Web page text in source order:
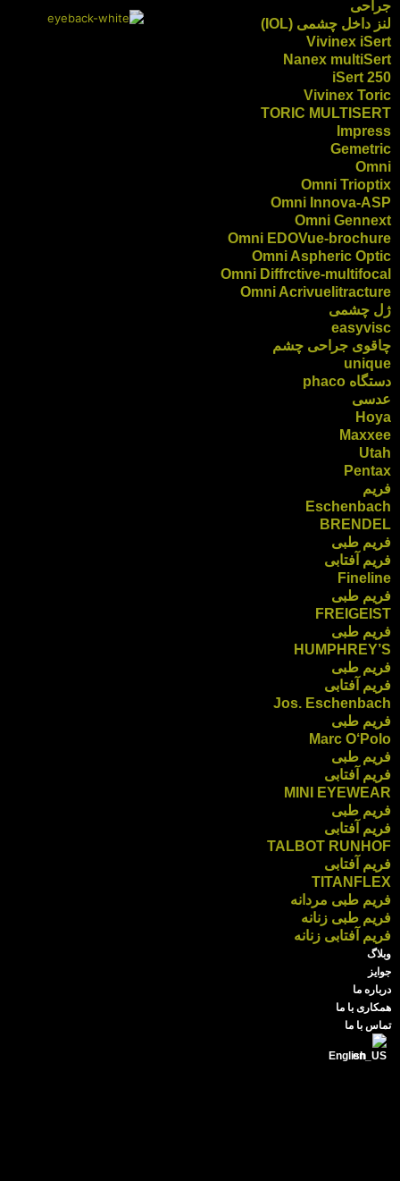
جراحی
لنز داخل چشمی (IOL)
Vivinex iSert
Nanex multiSert
iSert 250
Vivinex Toric
TORIC MULTISERT
Impress
Gemetric
Omni
Omni Trioptix
Omni Innova-ASP
Omni Gennext
Omni EDOVue-brochure
Omni Aspheric Optic
Omni Diffrctive-multifocal
Omni Acrivuelitracture
ژل چشمی
easyvisc
چاقوی جراحی چشم
unique
دستگاه phaco
عدسی
Hoya
Maxxee
Utah
Pentax
فریم
Eschenbach
BRENDEL
فریم طبی
فریم آفتابی
Fineline
فریم طبی
FREIGEIST
فریم طبی
HUMPHREY’S
فریم طبی
فریم آفتابی
Jos. Eschenbach
فریم طبی
Marc O‘Polo
فریم طبی
فریم آفتابی
MINI EYEWEAR
فریم طبی
فریم آفتابی
TALBOT RUNHOF
فریم آفتابی
TITANFLEX
فریم طبی مردانه
فریم طبی زنانه
فریم آفتابی زنانه
وبلاگ
جوایز
درباره ما
همکاری با ما
تماس با ما
English